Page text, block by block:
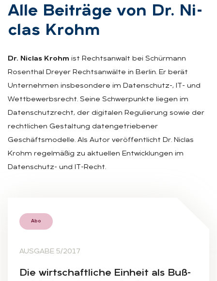
Alle Bei­trä­ge von Dr. Ni­
clas Krohm
Dr. Niclas Krohm ist Rechtsanwalt bei Schürmann
Rosenthal Dreyer Rechtsanwälte in Berlin. Er berät
Unternehmen insbesondere im Datenschutz-, IT- und
Wettbewerbsrecht. Seine Schwerpunkte liegen im
Datenschutzrecht, der digitalen Regulierung sowie der
rechtlichen Gestaltung datengetriebener
Geschäftsmodelle. Als Autor veröffentlicht Dr. Niclas
Krohm regelmäßig zu aktuellen Entwicklungen im
Datenschutz- und IT-Recht.
Abo
AUSGABE 5/2017
Die wirt­schaft­li­che Ein­heit als Buß­